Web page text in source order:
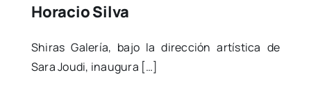
Horacio Silva
Shi­ras Gale­ría, bajo la direc­ción artís­ti­ca de
Sara Jou­di, inau­gu­ra […]